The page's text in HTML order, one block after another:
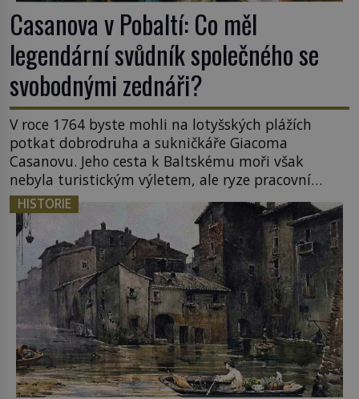
Casanova v Pobaltí: Co měl
legendární svůdník společného se
svobodnými zednáři?
V roce 1764 byste mohli na lotyšských plážích
potkat dobrodruha a sukničkáře Giacoma
Casanovu. Jeho cesta k Baltskému moři však
nebyla turistickým výletem, ale ryze pracovní
cestou se zištnými úmysly. Jaký cíl Casanova
sledoval, když se například procházel uličkami
lotyšské Rigy? Casanova v Pobaltí kontaktoval
tamní zednářské lóže. Nebyl v této oblasti žádným
nováčkem, protože do zednářské […]
HISTORIE